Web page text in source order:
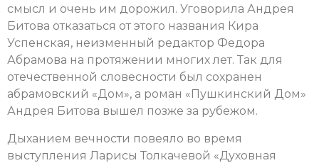
смысл и очень им дорожил. Уговорила Андрея
Битова отказаться от этого названия Кира
Успенская, неизменный редактор Федора
Абрамова на протяжении многих лет. Так для
отечественной словесности был сохранен
абрамовский «Дом», а роман «Пушкинский Дом»
Андрея Битова вышел позже за рубежом.
Дыханием вечности повеяло во время
выступления Ларисы Толкачевой «Духовная